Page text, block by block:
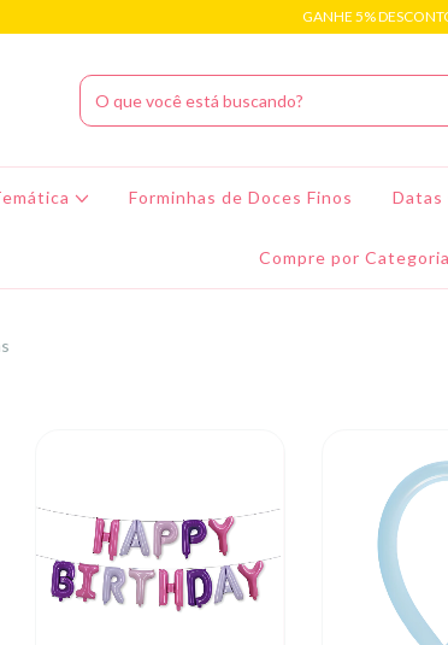
GANHE 5%
Forminhas de Doces Finos Datas
Compre por Categoria